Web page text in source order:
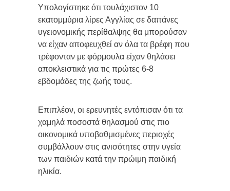
Υπολογίστηκε ότι τουλάχιστον 10
εκατομμύρια λίρες Αγγλίας σε δαπάνες
υγειονομικής περίθαλψης θα μπορούσαν
να είχαν αποφευχθεί αν όλα τα βρέφη που
τρέφονταν με φόρμουλα είχαν θηλάσει
αποκλειστικά για τις πρώτες 6-8
εβδομάδες της ζωής τους.
Επιπλέον, οι ερευνητές εντόπισαν ότι τα
χαμηλά ποσοστά θηλασμού στις πιο
οικονομικά υποβαθμισμένες περιοχές
συμβάλλουν στις ανισότητες στην υγεία
των παιδιών κατά την πρώιμη παιδική
ηλικία.